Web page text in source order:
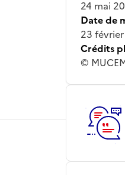
24 mai
Date de
23
Crédits
©